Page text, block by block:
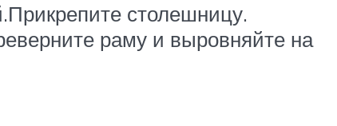
столешницу.
раму и выровняйте на